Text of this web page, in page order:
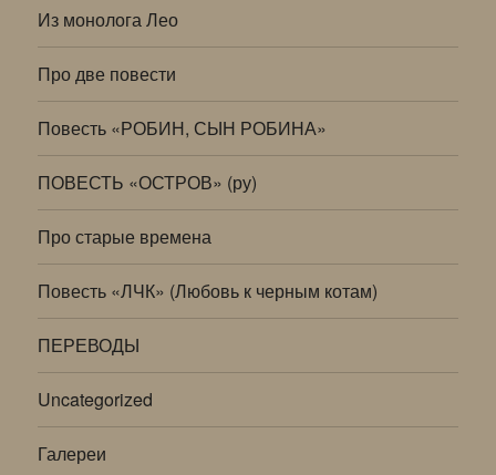
Из монолога Лео
Про две повести
Повесть «РОБИН, СЫН РОБИНА»
ПОВЕСТЬ «ОСТРОВ» (ру)
Про старые времена
Повесть «ЛЧК» (Любовь к черным котам)
ПЕРЕВОДЫ
Uncategorized
Галереи